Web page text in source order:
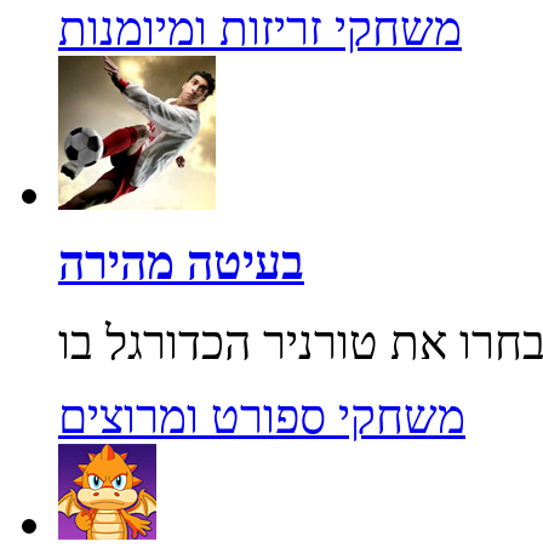
משחקי זריזות ומיומנות
בעיטה מהירה
משחקי ספורט ומרוצים